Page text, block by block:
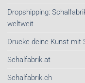
Dropshipping:
weltweit
Drucke deine Kunst mit
Schalfabrik.at
Schalfabrik.ch